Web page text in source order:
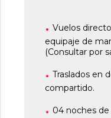
Vuelos
equipaje de
(Consultar por
Traslados en
compartido.
04 noches